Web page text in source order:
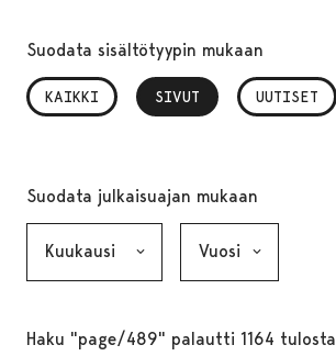
Suodata sisältötyypin mukaan
KAIKKI SIVUT
, VALITTU UUTISET
Suodata julkaisuajan mukaan
Haku "page/489" palautti 1164 tulosta